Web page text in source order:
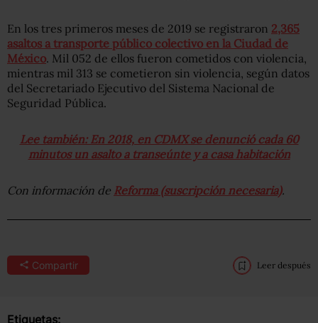
En los tres primeros meses de 2019 se registraron 2,365
asaltos a transporte público colectivo en la Ciudad de
México. Mil 052 de ellos fueron cometidos con violencia,
mientras mil 313 se cometieron sin violencia, según datos
del Secretariado Ejecutivo del Sistema Nacional de
Seguridad Pública.
Lee también: En 2018, en CDMX se denunció cada 60
minutos un asalto a transeúnte y a casa habitación
Con información de Reforma (suscripción necesaria).
Compartir Leer después
Etiquetas: